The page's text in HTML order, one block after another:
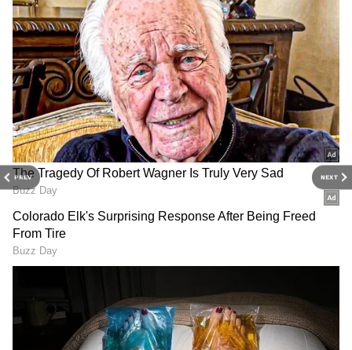
PREV NEXT
நியூ, நண்பன், இறைவி போன்ற படங்கள்
இவருக்கு பாசிடிவ் விமர்சனங்களை பெற்று
தந்தது.